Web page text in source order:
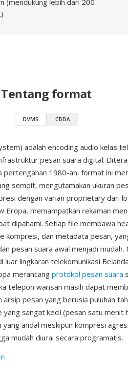
(mendukung lebih dari 200
Tentang format
DVMS CDDA
adalah encoding audio kelas
pesan suara digital.
1980-an, format ini
sempit, mengutamakan ukuran
dengan varian proprietary dari
Eropa, memampatkan rekaman
dipahami. Setiap file membawa
kompresi, dan metadata pesan,
pesan suara awal menjadi mudah.
luar lingkaran telekomunikasi
merancangprotokol pesan suara
telepon warisan masih dapat
arsip pesan yang berusia puluhan
sangat kecil (pesan satu menit
yang andal meskipun kompresi
mudah diurai secara programatis.